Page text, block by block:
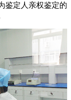
鉴定人亲权鉴定的